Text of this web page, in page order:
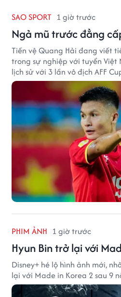
SAO SPORT 1 giờ trước
Ngả mũ trước đẳng
Tiền vệ Quang Hải đang viết
trong sự nghiệp với tuyển Việt
lịch sử với 3 lần vô địch AFF
PHIM ẢNH 1 giờ trước
Hyun Bin trở lại với
Disney+ hé lộ hình ảnh mới,
lại với Made in Korea 2 sau 9